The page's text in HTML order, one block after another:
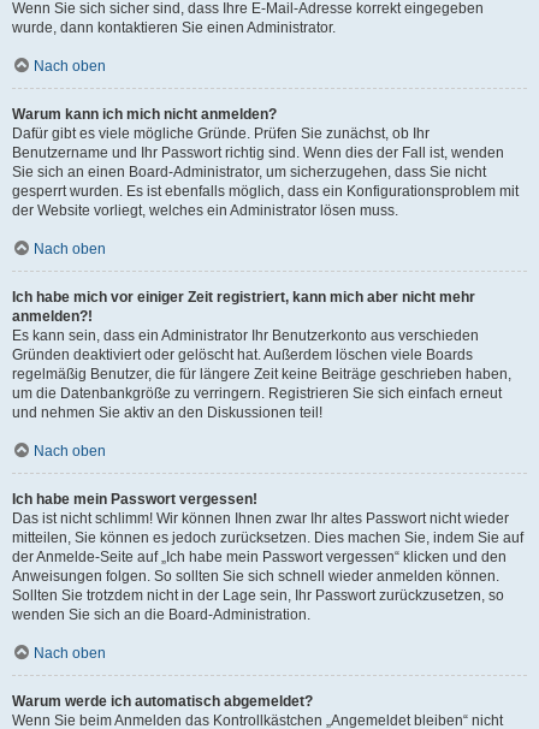
Wenn Sie sich sicher sind, dass Ihre E-Mail-Adresse korrekt eingegeben
wurde, dann kontaktieren Sie einen Administrator.
Nach oben
Warum kann ich mich nicht anmelden?
Dafür gibt es viele mögliche Gründe. Prüfen Sie zunächst, ob Ihr
Benutzername und Ihr Passwort richtig sind. Wenn dies der Fall ist, wenden
Sie sich an einen Board-Administrator, um sicherzugehen, dass Sie nicht
gesperrt wurden. Es ist ebenfalls möglich, dass ein Konfigurationsproblem mit
der Website vorliegt, welches ein Administrator lösen muss.
Nach oben
Ich habe mich vor einiger Zeit registriert, kann mich aber nicht mehr
anmelden?!
Es kann sein, dass ein Administrator Ihr Benutzerkonto aus verschieden
Gründen deaktiviert oder gelöscht hat. Außerdem löschen viele Boards
regelmäßig Benutzer, die für längere Zeit keine Beiträge geschrieben haben,
um die Datenbankgröße zu verringern. Registrieren Sie sich einfach erneut
und nehmen Sie aktiv an den Diskussionen teil!
Nach oben
Ich habe mein Passwort vergessen!
Das ist nicht schlimm! Wir können Ihnen zwar Ihr altes Passwort nicht wieder
mitteilen, Sie können es jedoch zurücksetzen. Dies machen Sie, indem Sie auf
der Anmelde-Seite auf „Ich habe mein Passwort vergessen“ klicken und den
Anweisungen folgen. So sollten Sie sich schnell wieder anmelden können.
Sollten Sie trotzdem nicht in der Lage sein, Ihr Passwort zurückzusetzen, so
wenden Sie sich an die Board-Administration.
Nach oben
Warum werde ich automatisch abgemeldet?
Wenn Sie beim Anmelden das Kontrollkästchen „Angemeldet bleiben“ nicht